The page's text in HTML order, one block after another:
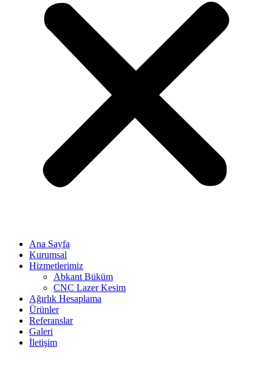
Ana Sayfa
Kurumsal
Hizmetlerimiz
Abkant Büküm
CNC Lazer Kesim
Ağırlık Hesaplama
Ürünler
Referanslar
Galeri
İletişim